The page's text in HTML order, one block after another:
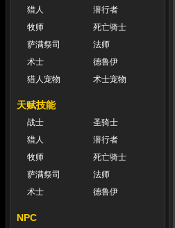
猎人
潜行者
牧师
死亡骑士
萨满祭司
法师
术士
德鲁伊
猎人宠物
术士宠物
天赋技能
战士
圣骑士
猎人
潜行者
牧师
死亡骑士
萨满祭司
法师
术士
德鲁伊
NPC